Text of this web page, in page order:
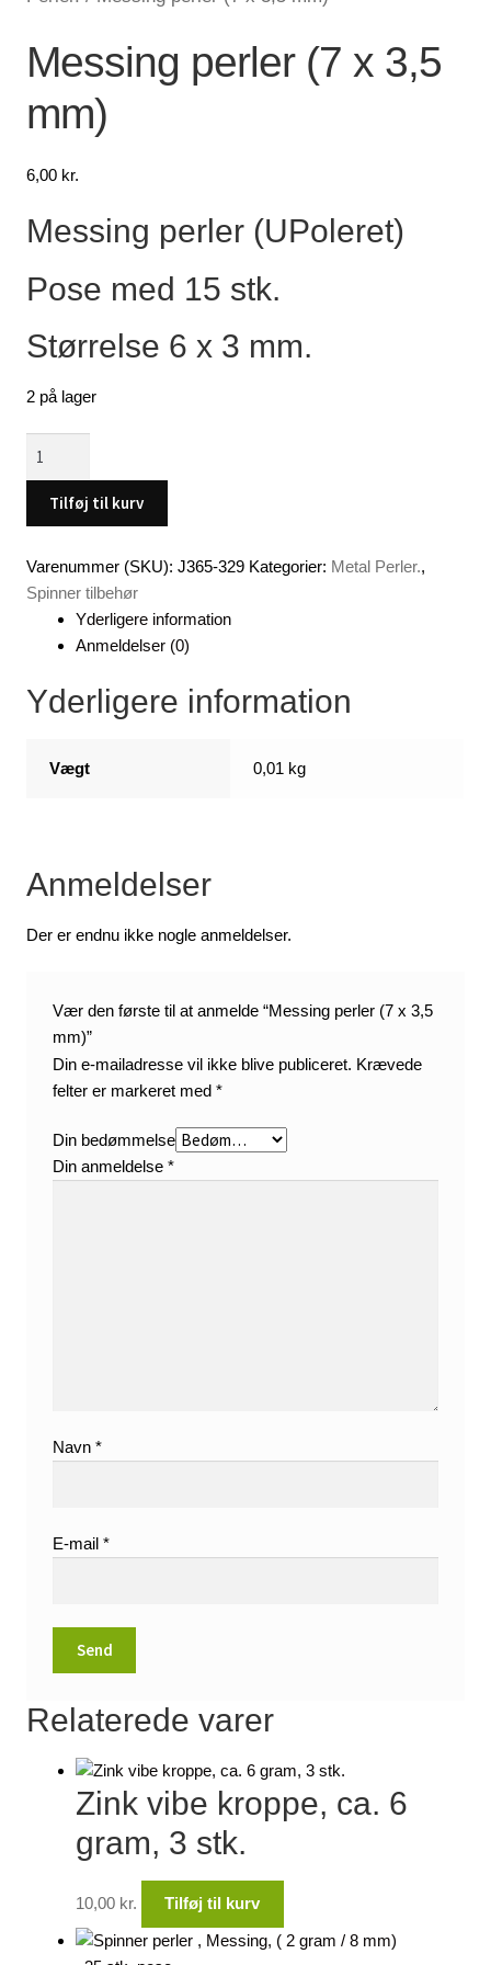
Min Konto
Messing perler (7 x 3,5
mm)
6,00 kr.
Messing perler (UPoleret)
Pose med 15 stk.
Størrelse 6 x 3 mm.
2 på lager
x
mm)
antal
Tilføj til kurv
Varenummer (SKU):J365-329 Kategorier: Metal Perler.,
Spinner tilbehør
Yderligere information
Anmeldelser (0)
Yderligere information
Vægt 0,01 kg
Anmeldelser
Der er endnu ikke nogle anmeldelser.
Vær den første til at anmelde “Messing perler (7 x 3,5
mm)”
Din e-mailadresse vil ikke blive publiceret. Krævede
felter er markeret med*
Din bedømmelse
Din anmeldelse*
Navn*
E-mail*
Relaterede varer
Zink vibe kroppe, ca. 6
gram, 3 stk.
10,00 kr. Tilføj til kurv